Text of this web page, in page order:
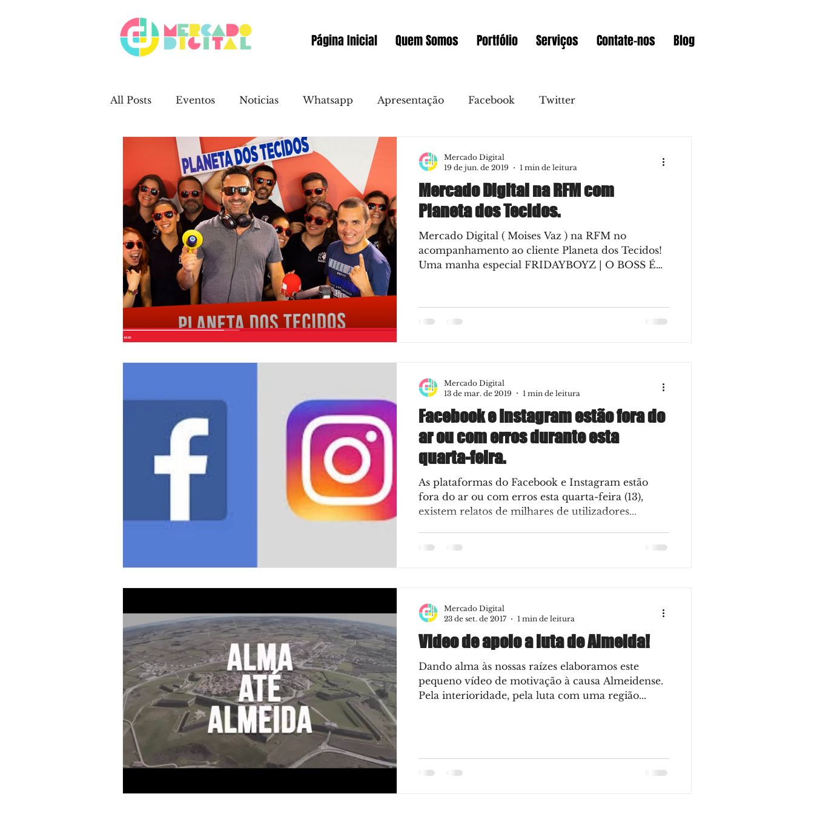
Página Inicial Quem Somos Portfólio Serviços Contate-nos Blog
All Posts Eventos Noticias Whatsapp Apresentação Facebook Twitter
Trabalhos Mercado Digital allo
Curiosidades Campanhas Redes Sociais Gmail Marketing Online Sites Prémios
Wix Videos Redes Sociais Clientes Embaixador WIX Portugal Videoconferencia
E-commerce Lojas Online SEO Marketing
Mercado Digital na RFM com
Planeta dos Tecidos.
Mercado Digital ( Moises Vaz ) na RFM no
acompanhamento ao cliente Planeta dos Tecidos!
Uma manha especial FRIDAYBOYZ | O BOSS É
Mercado Digital
19 de jun. de 2019
1 min de leitura
Facebook e Instagram estão fora do
ar ou com erros durante esta
quarta-feira.
As plataformas do Facebook e Instagram estão
fora do ar ou com erros esta quarta-feira (13),
existem relatos de milhares de utilizadores...
Mercado Digital
13 de mar. de 2019
1 min de leitura
Video de apoio a luta de Almeida!
Dando alma às nossas raízes elaboramos este
pequeno vídeo de motivação à causa Almeidense.
Pela interioridade, pela luta com uma região...
Mercado Digital
23 de set. de 2017
1 min de leitura